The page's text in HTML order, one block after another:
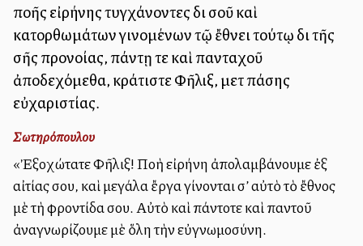
πολλῆς εἰρήνης τυγχάνοντες διὰ σοῦ καὶ
κατορθωμάτων γινομένων τῷ ἔθνει τούτῳ διὰ τῆς
σῆς προνοίας, πάντῃ τε καὶ πανταχοῦ
ἀποδεχόμεθα, κράτιστε Φῆλιξ, μετὰ πάσης
εὐχαριστίας.
Σωτηρόπουλου
«Ἐξοχώτατε Φῆλιξ! Πολλὴ εἰρήνη ἀπολαμβάνουμε ἐξ
αἰτίας σου, καὶ μεγάλα ἔργα γίνονται σ’ αὐτὸ τὸ ἔθνος
μὲ τὴ φροντίδα σου. Αὐτὸ καὶ πάντοτε καὶ παντοῦ
ἀναγνωρίζουμε μὲ ὅλη τὴν εὐγνωμοσύνη.